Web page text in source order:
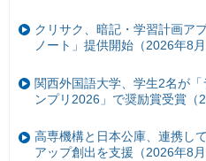
クリサク、暗記・学習計画ア
ノート」提供開始（2026年8月
関西外国語大学、学生2名が
ンプリ2026」で奨励賞受賞（
高専機構と日本公庫、連携し
アップ創出を支援（2026年8月